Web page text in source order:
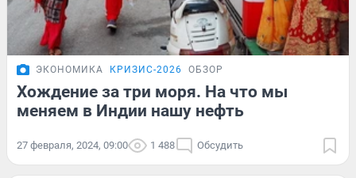
ЭКОНОМИКА КРИЗИС-2026 ОБЗОР
Хождение за три моря. На что мы
меняем в Индии нашу нефть
27 февраля, 2024, 09:00 1 488 Обсудить